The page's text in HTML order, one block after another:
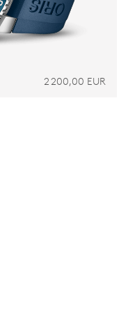
2 200,00 EUR